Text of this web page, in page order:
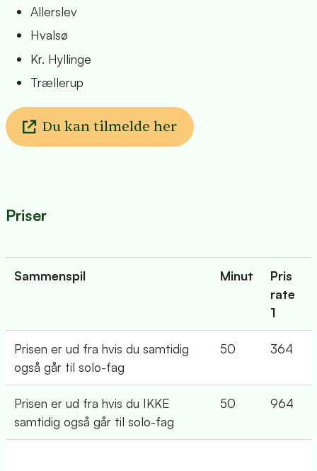
Allerslev
Hvalsø
Kr. Hyllinge
Trællerup
Du kan tilmelde her
Priser
Sammenspil Minut
Pris
rate
1
Prisen er ud fra hvis du samtidig
også går til solo-fag
50 364
Prisen er ud fra hvis du IKKE
samtidig også går til solo-fag
50 964